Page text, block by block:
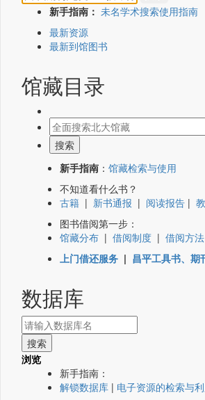
新手指南： 未名学术搜索使用指南
最新资源
最新到馆图书
馆藏目录
新手指南 ： 馆藏检索与使用
不知道看什么书？
古籍 | 新书通报 | 阅读报告 |
图书借阅第一步：
馆藏分布 | 借阅制度 | 借阅方法
上门借还服务 | 昌平工具书、期
数据库
浏览
新手指南：
解锁数据库 | 电子资源的检索与